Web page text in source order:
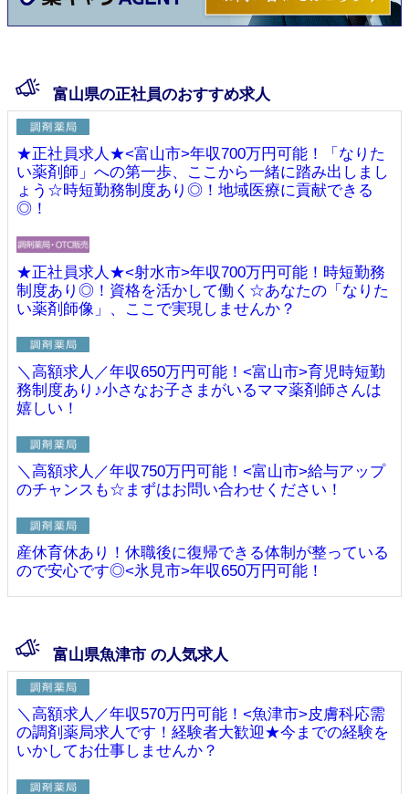
富山県の正社員のおすすめ求人
★正社員求人★<富山市>年収700万円可能！「なりた
い薬剤師」への第一歩、ここから一緒に踏み出しまし
ょう☆時短勤務制度あり◎！地域医療に貢献できる
◎！
★正社員求人★<射水市>年収700万円可能！時短勤務
制度あり◎！資格を活かして働く☆あなたの「なりた
い薬剤師像」、ここで実現しませんか？
＼高額求人／年収650万円可能！<富山市>育児時短勤
務制度あり♪小さなお子さまがいるママ薬剤師さんは
嬉しい！
＼高額求人／年収750万円可能！<富山市>給与アップ
のチャンスも☆まずはお問い合わせください！
産休育休あり！休職後に復帰できる体制が整っている
ので安心です◎<氷見市>年収650万円可能！
富山県魚津市 の人気求人
＼高額求人／年収570万円可能！<魚津市>皮膚科応需
の調剤薬局求人です！経験者大歓迎★今までの経験を
いかしてお仕事しませんか？